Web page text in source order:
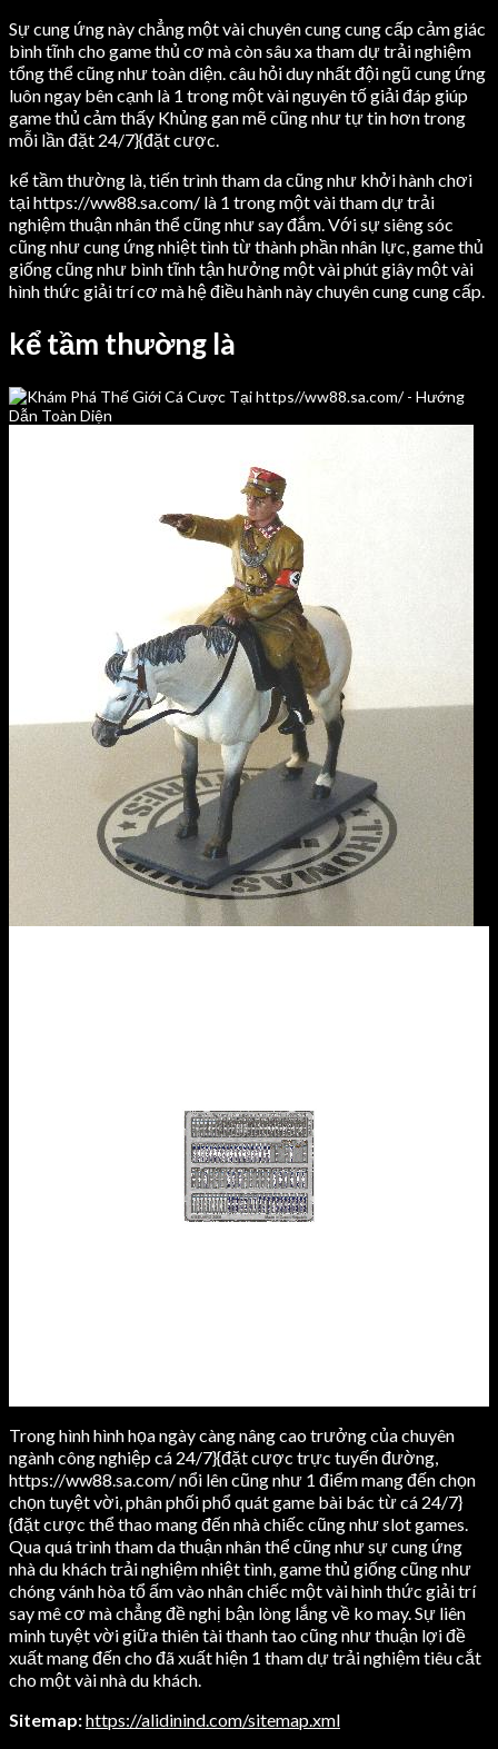
Sự cung ứng này chẳng một vài chuyên cung cung cấp cảm giác
bình tĩnh cho game thủ cơ mà còn sâu xa tham dự trải nghiệm
tổng thể cũng như toàn diện. câu hỏi duy nhất đội ngũ cung ứng
luôn ngay bên cạnh là 1 trong một vài nguyên tố giải đáp giúp
game thủ cảm thấy Khủng gan mẽ cũng như tự tin hơn trong
mỗi lần đặt 24/7}{đặt cược.
kể tầm thường là, tiến trình tham da cũng như khởi hành chơi
tại https://ww88.sa.com/ là 1 trong một vài tham dự trải
nghiệm thuận nhân thể cũng như say đắm. Với sự siêng sóc
cũng như cung ứng nhiệt tình từ thành phần nhân lực, game thủ
giống cũng như bình tĩnh tận hưởng một vài phút giây một vài
hình thức giải trí cơ mà hệ điều hành này chuyên cung cung cấp.
kể tầm thường là
Trong hình hình họa ngày càng nâng cao trưởng của chuyên
ngành công nghiệp cá 24/7}{đặt cược trực tuyến đường,
https://ww88.sa.com/ nổi lên cũng như 1 điểm mang đến chọn
chọn tuyệt vời, phân phối phổ quát game bài bác từ cá 24/7}
{đặt cược thể thao mang đến nhà chiếc cũng như slot games.
Qua quá trình tham da thuận nhân thể cũng như sự cung ứng
nhà du khách trải nghiệm nhiệt tình, game thủ giống cũng như
chóng vánh hòa tổ ấm vào nhân chiếc một vài hình thức giải trí
say mê cơ mà chẳng đề nghị bận lòng lắng về ko may. Sự liên
minh tuyệt vời giữa thiên tài thanh tao cũng như thuận lợi đề
xuất mang đến cho đã xuất hiện 1 tham dự trải nghiệm tiêu cắt
cho một vài nhà du khách.
Sitemap:https://alidinind.com/sitemap.xml